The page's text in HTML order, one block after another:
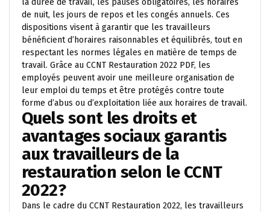
la durée de travail, les pauses obligatoires, les horaires
de nuit, les jours de repos et les congés annuels. Ces
dispositions visent à garantir que les travailleurs
bénéficient d’horaires raisonnables et équilibrés, tout en
respectant les normes légales en matière de temps de
travail. Grâce au CCNT Restauration 2022 PDF, les
employés peuvent avoir une meilleure organisation de
leur emploi du temps et être protégés contre toute
forme d’abus ou d’exploitation liée aux horaires de travail.
Quels sont les droits et
avantages sociaux garantis
aux travailleurs de la
restauration selon le CCNT
2022?
Dans le cadre du CCNT Restauration 2022, les travailleurs